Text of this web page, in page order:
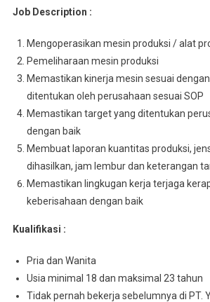
Job Description :
Mengoperasikan mesin produksi / alat
Pemeliharaan mesin produksi
Memastikan kinerja mesin sesuai
ditentukan oleh perusahaan sesuai SOP
Memastikan target yang ditentukan
dengan baik
Membuat laporan kuantitas produksi,
dihasilkan, jam lembur dan keterangan
Memastikan lingkugan kerja terjaga
keberisahaan dengan baik
Kualifikasi :
Pria dan Wanita
Usia minimal 18 dan maksimal 23 tahun
Tidak pernah bekerja sebelumnya di PT.